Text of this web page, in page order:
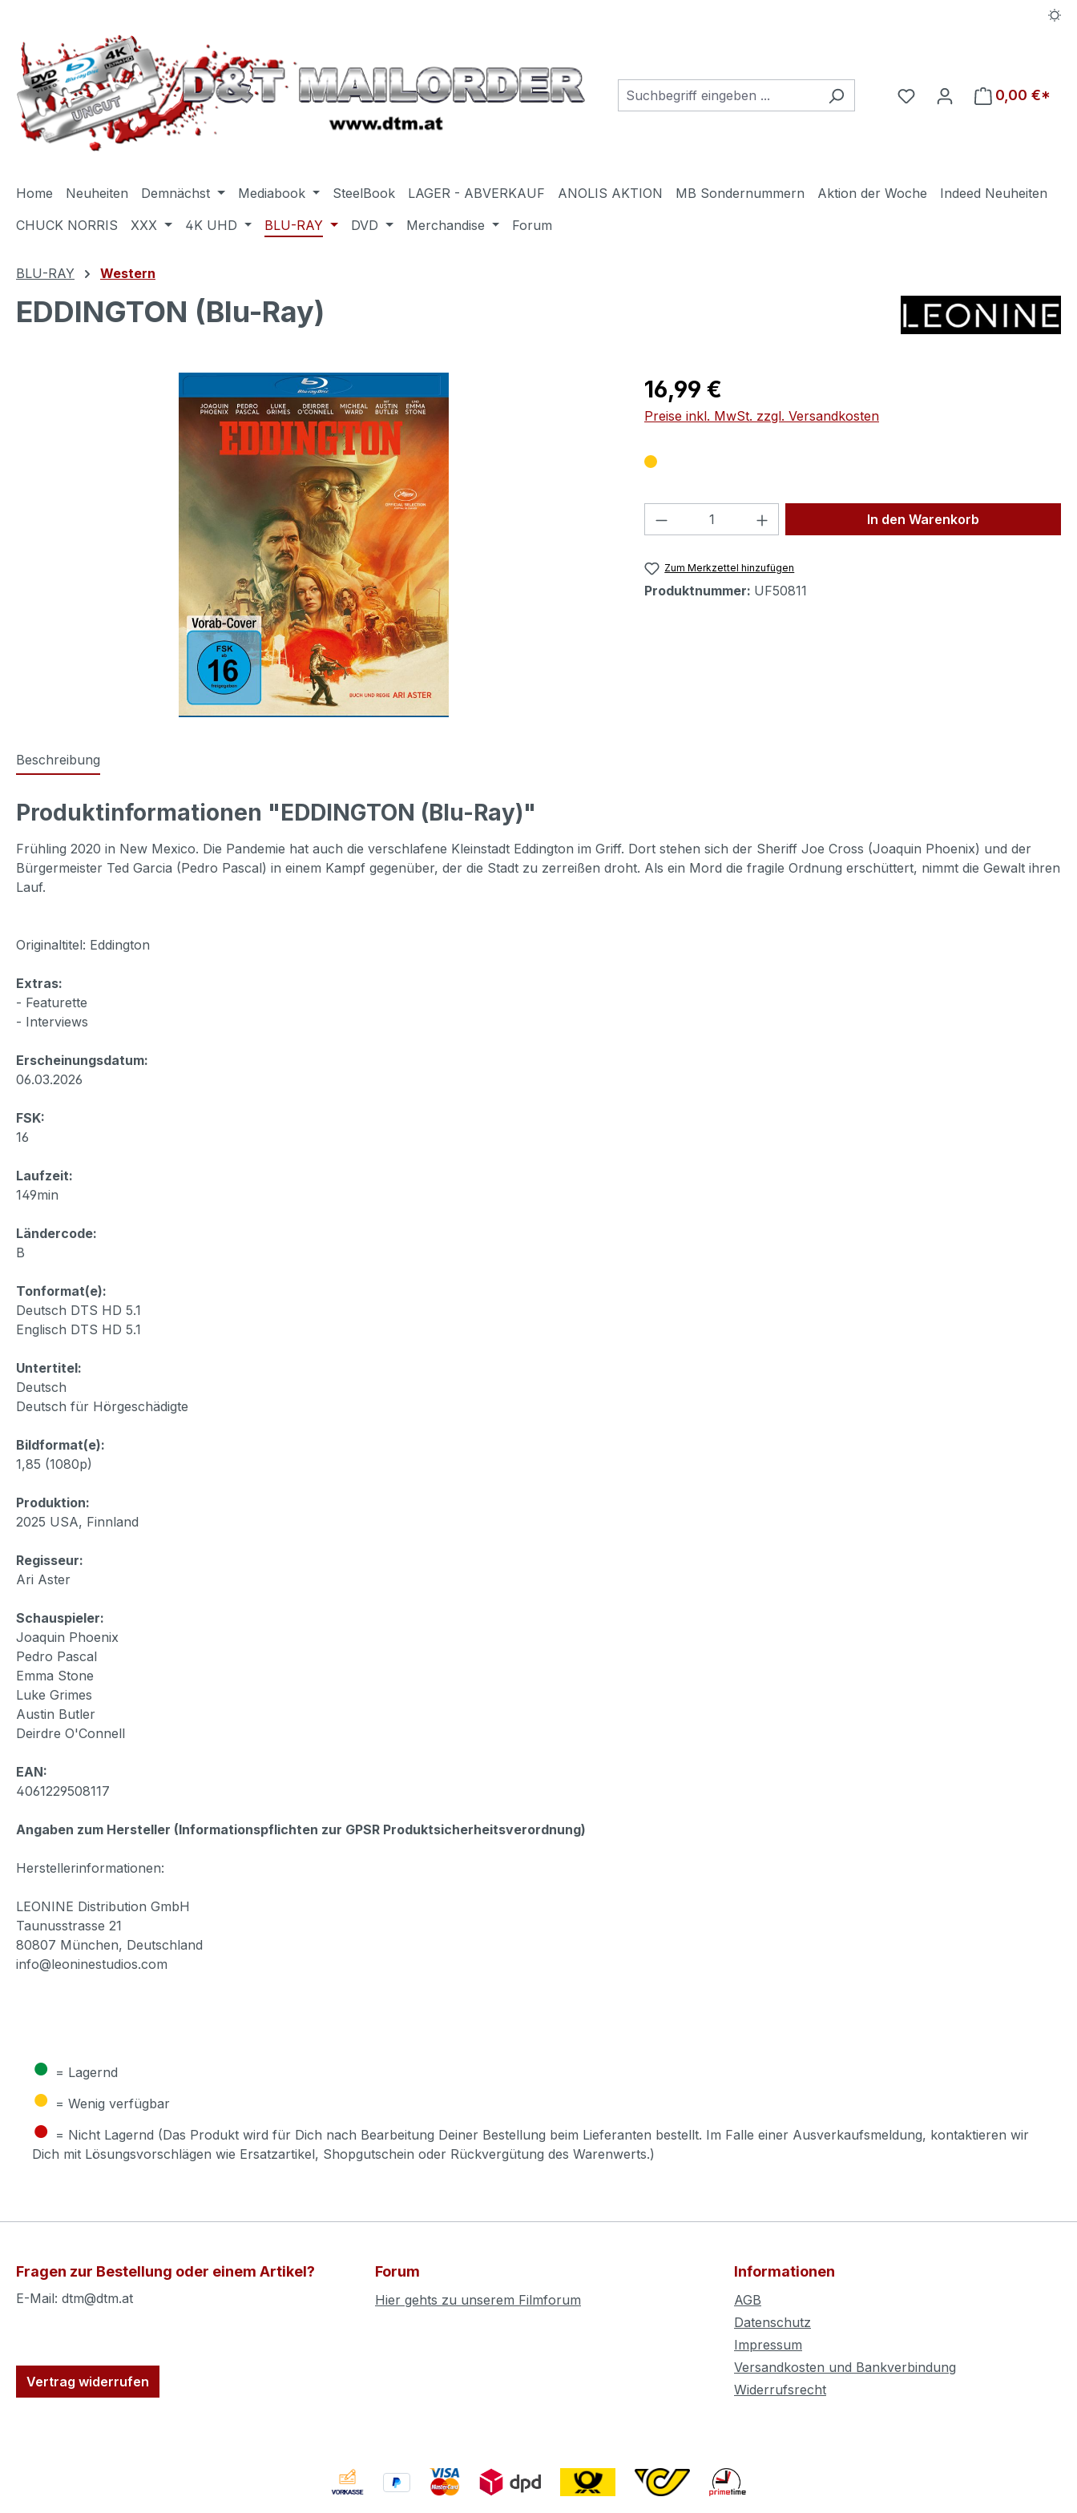
Du hast 0 Produkte auf
0,00 €*
Home Neuheiten Demnächst Mediabook SteelBook LAGER - ABVERKAUF ANOLIS AKTION MB Sondernummern Aktion der Woche
Indeed Neuheiten
CHUCK NORRIS
XXX 4K UHD BLU-RAY DVD Merchandise Forum
BLU-RAY Western
EDDINGTON (Blu-Ray)
Regulärer Preis:
16,99 €
Preise inkl. MwSt. zzgl. Versandkosten
Produkt Anzahl: Gib den gewünschten Wert
In den Warenkorb
Zum Merkzettel hinzufügen
Produktnummer: UF50811
Beschreibung
Produktinformationen "EDDINGTON (Blu-Ray)"
Frühling 2020 in New Mexico. Die Pandemie hat auch die verschlafene Kleinstadt Eddington im Griff. Dort stehen sich der Sheriff Joe Cross (Joaquin Phoenix) und der
Bürgermeister Ted Garcia (Pedro Pascal) in einem Kampf gegenüber, der die Stadt zu zerreißen droht. Als ein Mord die fragile Ordnung erschüttert, nimmt die Gewalt ihren
Lauf.
Originaltitel: Eddington
Extras:
- Featurette
- Interviews
Erscheinungsdatum:
06.03.2026
FSK:
16
Laufzeit:
149min
Ländercode:
B
Tonformat(e):
Deutsch DTS HD 5.1
Englisch DTS HD 5.1
Untertitel:
Deutsch
Deutsch für Hörgeschädigte
Bildformat(e):
1,85 (1080p)
Produktion:
2025 USA, Finnland
Regisseur:
Ari Aster
Schauspieler:
Joaquin Phoenix
Pedro Pascal
Emma Stone
Luke Grimes
Austin Butler
Deirdre O'Connell
EAN:
4061229508117
Angaben zum Hersteller (Informationspflichten zur GPSR Produktsicherheitsverordnung)
Herstellerinformationen:
LEONINE Distribution GmbH
Taunusstrasse 21
80807 München, Deutschland
info@leoninestudios.com
● = Lagernd
● = Wenig verfügbar
● = Nicht Lagernd (Das Produkt wird für Dich nach Bearbeitung Deiner Bestellung beim Lieferanten bestellt. Im Falle einer Ausverkaufsmeldung, kontaktieren wir
Dich mit Lösungsvorschlägen wie Ersatzartikel, Shopgutschein oder Rückvergütung des Warenwerts.)
Fragen zur Bestellung oder einem Artikel?
E-Mail: dtm@dtm.at
Vertrag widerrufen
Forum
Hier gehts zu unserem Filmforum
Informationen
AGB
Datenschutz
Impressum
Versandkosten und Bankverbindung
Widerrufsrecht